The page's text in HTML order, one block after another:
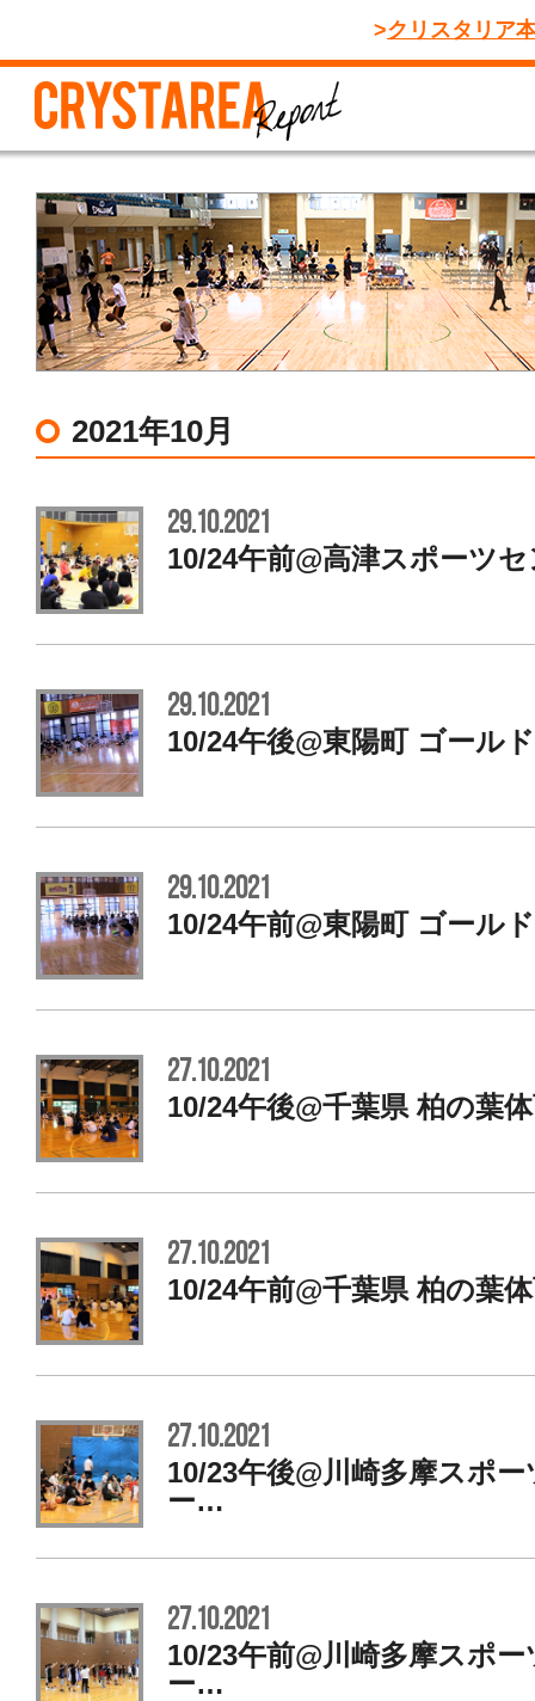
クリスタリア
2021年10月
29.10.2021
10/24午前@高津スポーツ
29.10.2021
10/24午後@東陽町 ゴール
29.10.2021
10/24午前@東陽町 ゴール
27.10.2021
10/24午後@千葉県 柏の
27.10.2021
10/24午前@千葉県 柏の
27.10.2021
10/23午後@川崎多摩スポ
ー…
27.10.2021
10/23午前@川崎多摩スポ
ー…